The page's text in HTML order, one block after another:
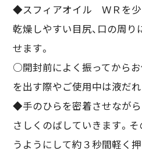
◆スフィアオイル ＷＲを少
乾燥しやすい目尻、口の周り
せます。
○開封前によく振ってから
を出す際やご使用中は液だれ
◆手のひらを密着させなが
さしくのばしていきます。そ
うようにして約３秒間軽く